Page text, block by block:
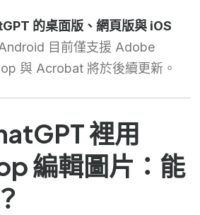
的桌面版、網頁版與 iOS
目前僅支援 Adobe
與 Acrobat 將於後續更新。
裡用
編輯圖片：能